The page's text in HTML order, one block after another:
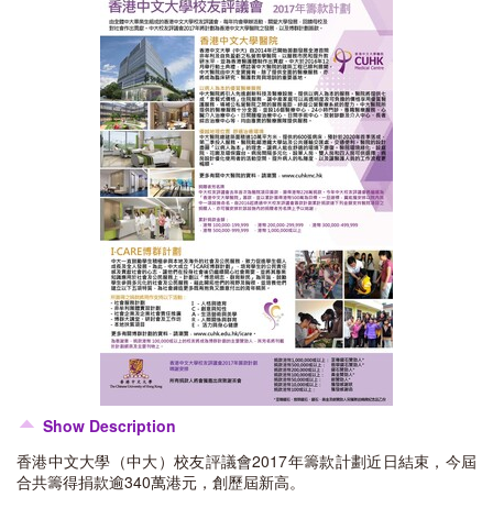
Show Description
香港中文大學（中大）校友評議會2017年籌款計劃近日結束，今屆
合共籌得捐款逾340萬港元，創歷屆新高。